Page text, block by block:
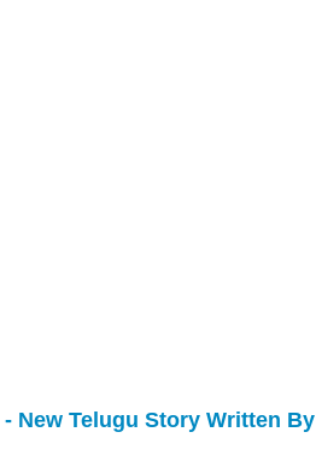
- New Telugu Story Written By